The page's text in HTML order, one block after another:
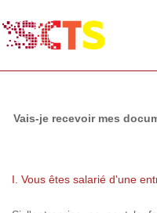
Vais-je recevoir mes
I. Vous êtes salarié d'une